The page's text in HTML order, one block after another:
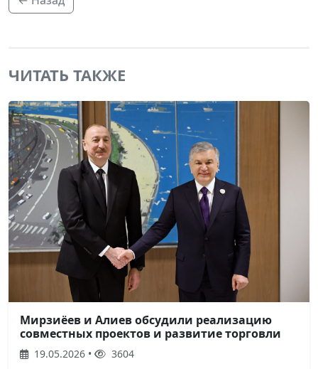
ЧИТАТЬ ТАКЖЕ
Мирзиёев и Алиев обсудили реализацию
совместных проектов и развитие торговли
19.05.2026 • 3604